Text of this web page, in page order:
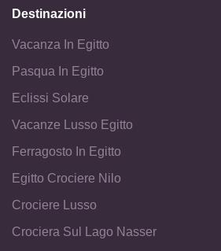
Destinazioni
Vacanza In Egitto
Pasqua In Egitto
Eclissi Solare
Vacanze Lusso Egitto
Ferragosto In Egitto
Egitto Crociere Nilo
Crociere Lusso
Crociera Sul Lago Nasser